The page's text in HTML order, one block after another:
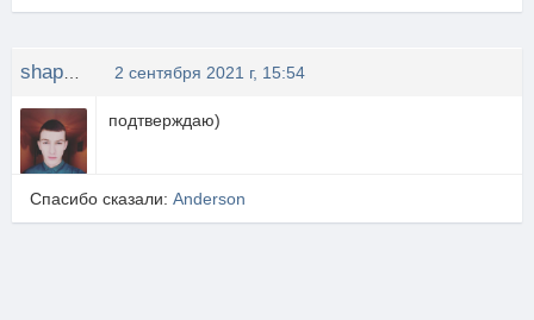
2 сентября 2021 г, 15:54
подтверждаю)
Спасибо сказали: Anderson